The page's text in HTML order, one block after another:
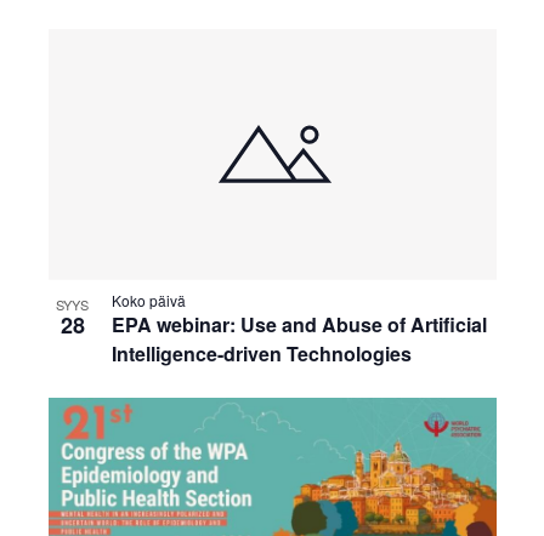
SYYS
28
EPA webinar: Use and Abuse of Artificial
Intelligence-driven Technologies
Koko päivä